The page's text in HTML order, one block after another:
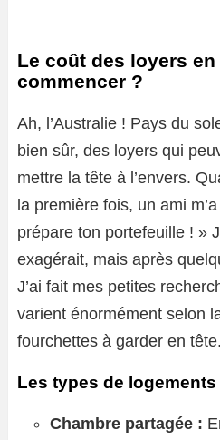
Le coût des loyers
commencer ?
Ah, l’Australie ! Pays du
bien sûr, des loyers qui
mettre la tête à l’envers.
la première fois, un ami
prépare ton portefeuille ! »
exagérait, mais après
J’ai fait mes petites
varient énormément selon
fourchettes à garder en tête.
Les types de
Chambre partagée :